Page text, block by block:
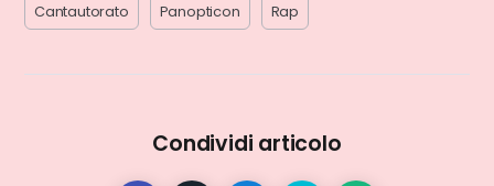
Cantautorato Panopticon Rap
Condividi articolo